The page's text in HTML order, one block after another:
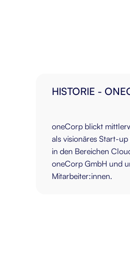
HISTORIE -
oneCorp blickt
als visionäres Start-
in den Bereichen
oneCorp GmbH und
Mitarbeiter:innen.